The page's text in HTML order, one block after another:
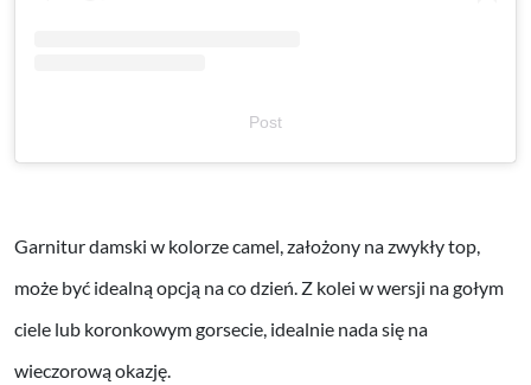
Post
Garnitur damski w kolorze camel, założony na zwykły top,
może być idealną opcją na co dzień. Z kolei w wersji na gołym
ciele lub koronkowym gorsecie, idealnie nada się na
wieczorową okazję.